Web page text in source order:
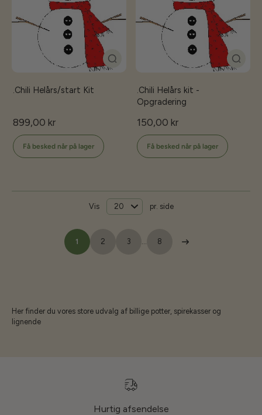
.Chili Helårs/start Kit
899,00 kr
Få besked når på lager
.Chili Helårs kit -
Opgradering
150,00 kr
Få besked når på lager
1 2 3 … 8
Vis pr. side
Her finder du vores store udvalg af billige potter, spirekasser og
lignende
Hurtig afsendelse